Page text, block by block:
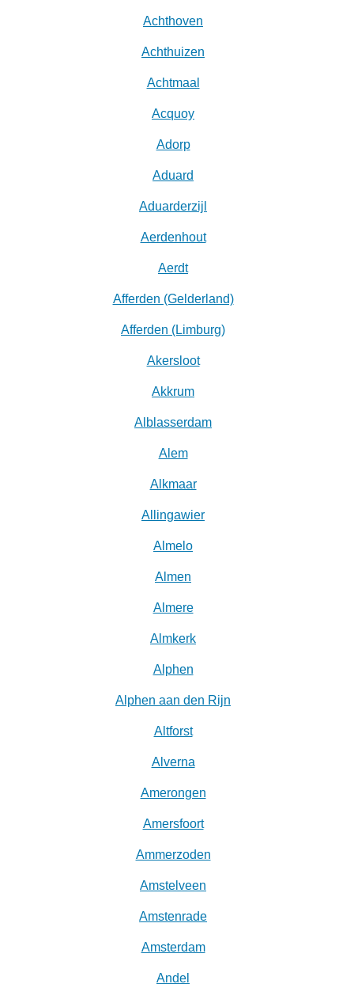
Achthoven
Achthuizen
Achtmaal
Acquoy
Adorp
Aduard
Aduarderzijl
Aerdenhout
Aerdt
Afferden (Gelderland)
Afferden (Limburg)
Akersloot
Akkrum
Alblasserdam
Alem
Alkmaar
Allingawier
Almelo
Almen
Almere
Almkerk
Alphen
Alphen aan den Rijn
Altforst
Alverna
Amerongen
Amersfoort
Ammerzoden
Amstelveen
Amstenrade
Amsterdam
Andel